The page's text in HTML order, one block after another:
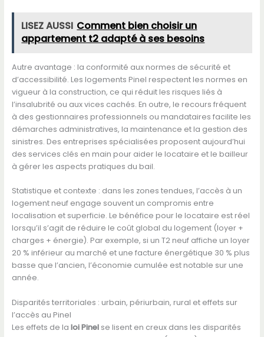
LISEZ AUSSI Comment bien choisir un
appartement t2 adapté à ses besoins
Autre avantage : la conformité aux normes de sécurité et
d’accessibilité. Les logements Pinel respectent les normes en
vigueur à la construction, ce qui réduit les risques liés à
l’insalubrité ou aux vices cachés. En outre, le recours fréquent
à des gestionnaires professionnels ou mandataires facilite les
démarches administratives, la maintenance et la gestion des
sinistres. Des entreprises spécialisées proposent aujourd’hui
des services clés en main pour aider le locataire et le bailleur
à gérer les aspects pratiques du bail.
Statistique et contexte : dans les zones tendues, l’accès à un
logement neuf engage souvent un compromis entre
localisation et superficie. Le bénéfice pour le locataire est réel
lorsqu’il s’agit de réduire le coût global du logement (loyer +
charges + énergie). Par exemple, si un T2 neuf affiche un loyer
20 % inférieur au marché et une facture énergétique 30 % plus
basse que l’ancien, l’économie cumulée est notable sur une
année.
Disparités territoriales : urbain, périurbain, rural et effets sur
l’accès au Pinel
Les effets de la loi Pinelse lisent en creux dans les disparités